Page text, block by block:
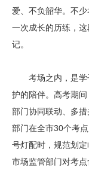
爱、不负韶华。不
一次成长的历练，
记。
考场之内，是学
护的陪伴。高考期
部门协同联动、多
部门在全市30个考
号灯配时，规范划
市场监管部门对考